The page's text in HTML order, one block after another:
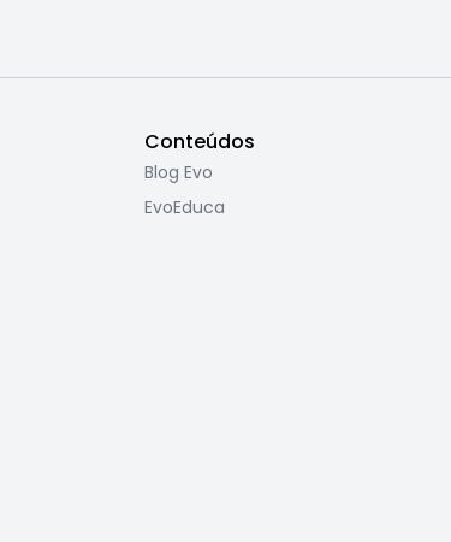
Conteúdos
Blog Evo
EvoEduca